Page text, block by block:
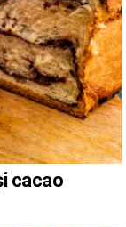
cacao